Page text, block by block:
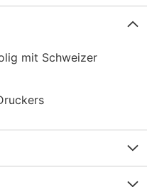
mit Schweizer